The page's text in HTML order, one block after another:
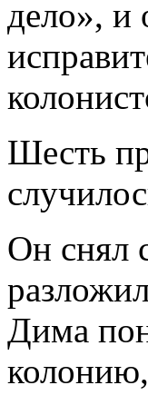
дело», и
Шесть
Он снял
Дима